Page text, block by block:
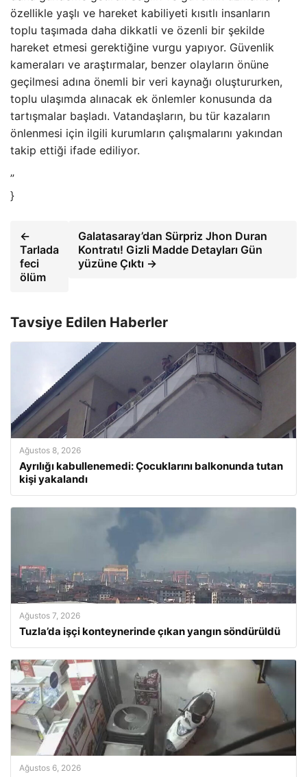
özellikle yaşlı ve hareket kabiliyeti kısıtlı insanların
toplu taşımada daha dikkatli ve özenli bir şekilde
hareket etmesi gerektiğine vurgu yapıyor. Güvenlik
kameraları ve araştırmalar, benzer olayların önüne
geçilmesi adına önemli bir veri kaynağı oluştururken,
toplu ulaşımda alınacak ek önlemler konusunda da
tartışmalar başladı. Vatandaşların, bu tür kazaların
önlenmesi için ilgili kurumların çalışmalarını yakından
takip ettiği ifade ediliyor.
”
}
←
Tarlada
feci
ölüm
Galatasaray’dan Sürpriz Jhon Duran
Kontratı! Gizli Madde Detayları Gün
yüzüne Çıktı →
Tavsiye Edilen Haberler
Ağustos 8, 2026
Ayrılığı kabullenemedi: Çocuklarını balkonunda tutan
kişi yakalandı
Ağustos 7, 2026
Tuzla’da işçi konteynerinde çıkan yangın söndürüldü
Ağustos 6, 2026